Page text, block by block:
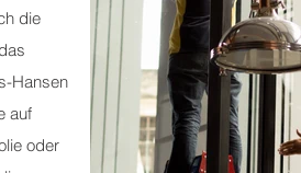
die
Hansen
auf
oder